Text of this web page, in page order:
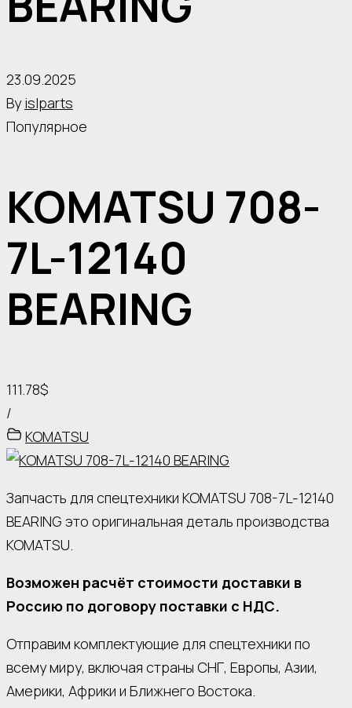
23.09.2025
By islparts
Популярное
KOMATSU 708-
7L-12140
BEARING
111.78$
/
KOMATSU
Запчасть для спецтехники KOMATSU 708-7L-12140
BEARING это оригинальная деталь производства
KOMATSU.
Возможен расчёт стоимости доставки в
Россию по договору поставки с НДС.
Отправим комплектующие для спецтехники по
всему миру, включая страны СНГ, Европы, Азии,
Америки, Африки и Ближнего Востока.